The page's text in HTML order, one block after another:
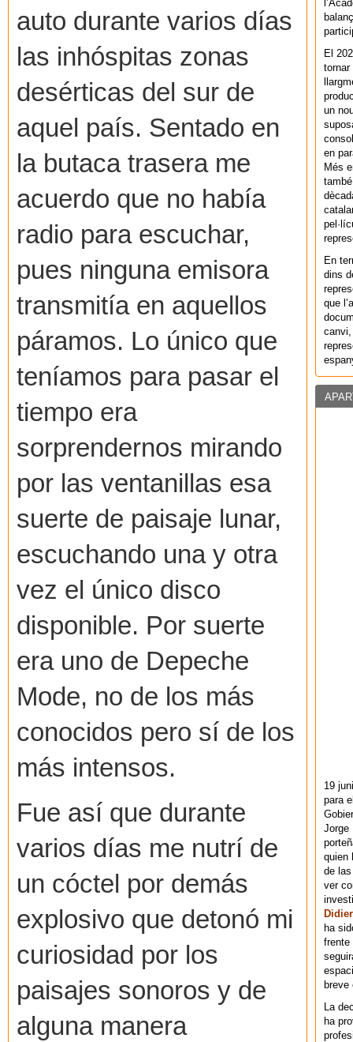
auto durante varios días
las inhóspitas zonas
desérticas del sur de
aquel país. Sentado en
la butaca trasera me
acuerdo que no había
radio para escuchar,
pues ninguna emisora
transmitía en aquellos
páramos. Lo único que
teníamos para pasar el
tiempo era
sorprendernos mirando
por las ventanillas esa
suerte de paisaje lunar,
escuchando una y otra
vez el único disco
disponible. Por suerte
era uno de Depeche
Mode, no de los más
conocidos pero sí de los
más intensos.
Fue así que durante
varios días me nutrí de
un cóctel por demás
explosivo que detonó mi
curiosidad por los
paisajes sonoros y de
alguna manera
El
un
en
Més
En
dins
que
canvi,
19
para
Jorge
quien
de
ver
Didier
ha
frente
breve
La
ha